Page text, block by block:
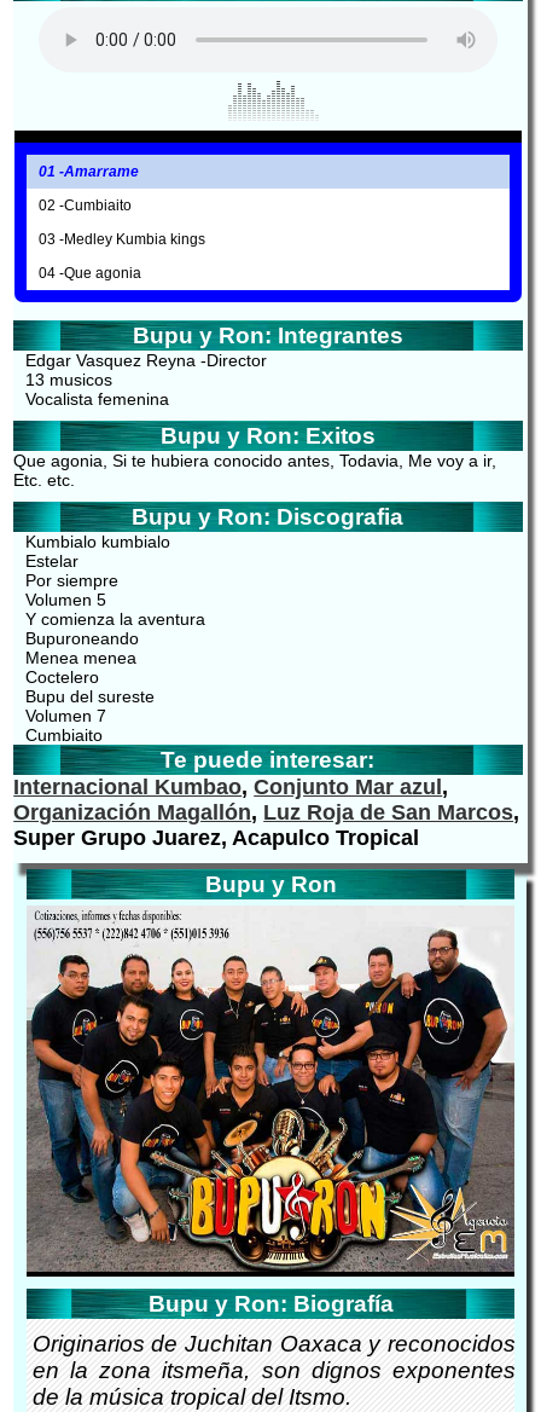
01 -Amarrame
02 -Cumbiaito
03 -Medley Kumbia kings
04 -Que agonia
Bupu y Ron: Integrantes
Edgar Vasquez Reyna -Director
13 musicos
Vocalista femenina
Bupu y Ron: Exitos
Que agonia, Si te hubiera conocido antes, Todavia, Me voy a ir,
Etc. etc.
Bupu y Ron: Discografia
Kumbialo kumbialo
Estelar
Por siempre
Volumen 5
Y comienza la aventura
Bupuroneando
Menea menea
Coctelero
Bupu del sureste
Volumen 7
Cumbiaito
Te puede interesar:
Internacional Kumbao,Conjunto Mar azul ,
Organización Magallón, Luz Roja de San Marcos,
Super Grupo Juarez, Acapulco Tropical
Bupu y Ron
Bupu y Ron: Biografía
Originarios de Juchitan Oaxaca y reconocidos
en la zona itsmeña, son dignos exponentes
de la música tropical del Itsmo.